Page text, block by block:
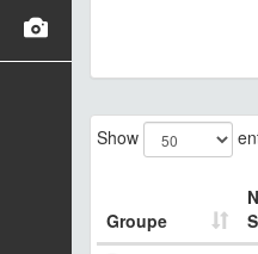
Show
Groupe